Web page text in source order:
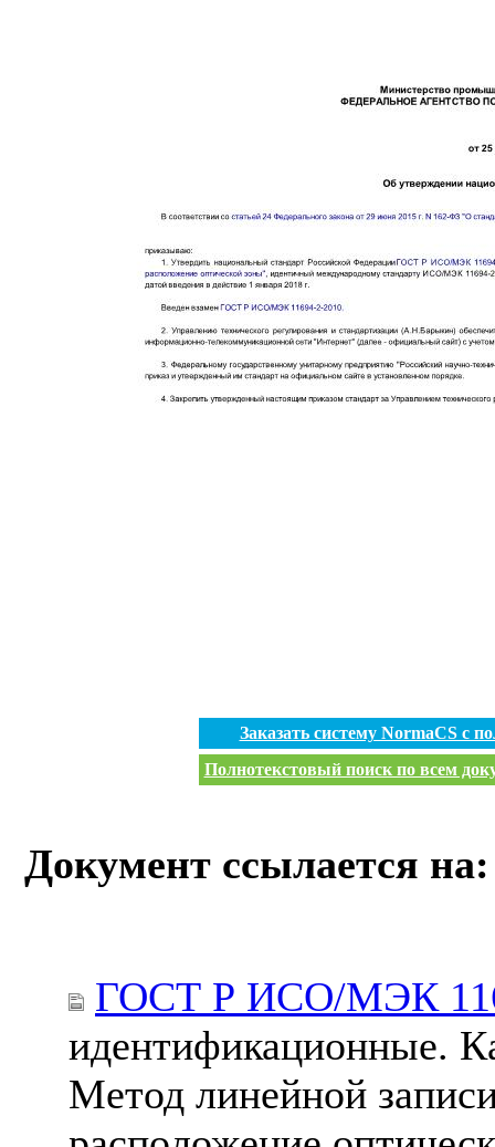
Заказать систему NormaCS с
Полнотекстовый поиск по всем
Документ ссылается на:
ГОСТ Р ИСО/МЭК
идентификационные.
Метод линейной